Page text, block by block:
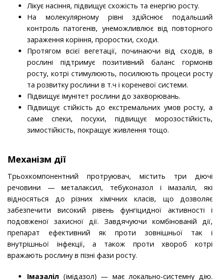
Лікує насіння, підвищує схожість та енергію росту.
На молекулярному рівні здійснює подальший
контроль патогенів, унеможливлює від повторного
зараження коріння, проростки, сходи.
Протягом всієї вегетації, починаючи від сходів, в
рослині підтримує позитивний баланс гормонів
росту, котрі стимулюють, посилюють процеси росту
та розвитку рослини в т.ч і кореневої системи.
Підвищує імунітет рослини до захворювань.
Підвищує стійкість до екстремальних умов росту, а
саме спеки, посухи, підвищує морозостійкість,
зимостійкість, покращує живлення тощо.
Механізм дії
Трьохкомпонентний протруювач, містить три діючі
речовини — металаксил, тебуконазол і імазаліл, які
відносяться до різних хімічних класів, що дозволяє
забезпечити високий рівень фун­гіцидної активності і
подовженої захисної дії. Завдя­чуючи комбінованій дії,
препарат ефективний як проти зовнішньої так і
внутрішньої ін­фекції, а також проти хвороб котрі
вражають рослину в пізні фази росту.
Імазаліл (імідазол) — має локально-системну дію.